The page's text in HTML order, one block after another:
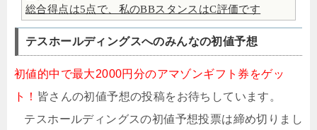
総合得点は5点で、私のBBスタンスはC評価です
テスホールディングスへのみんなの初値予想
初値的中で最大2000円分のアマゾンギフト券をゲッ
ト！ 皆さんの初値予想の投稿をお待ちしています。
テスホールディングスの初値予想投票は締め切りまし